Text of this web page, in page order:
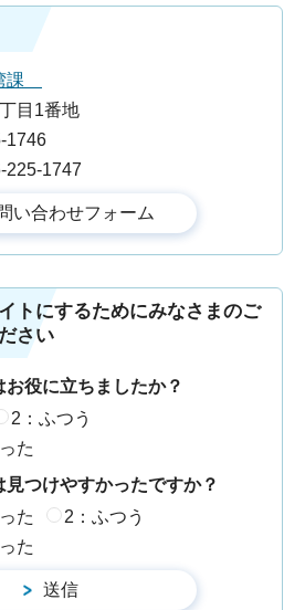
課
目1番地
1746
225-1747
トにするためにみなさまのご
さい
役に立ちましたか？
2：ふつう
た
つけやすかったですか？
た
2：ふつう
た